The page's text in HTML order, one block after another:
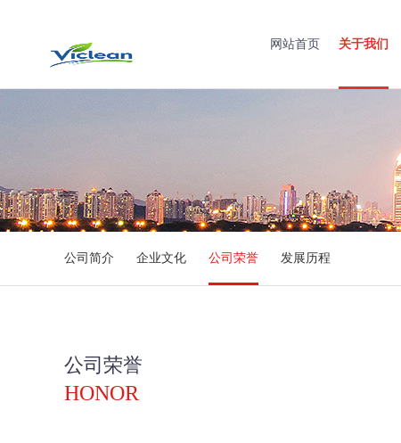
网站首页 关于我们
公司简介 企业文化 公司荣誉 发展历程
公司荣誉
HONOR